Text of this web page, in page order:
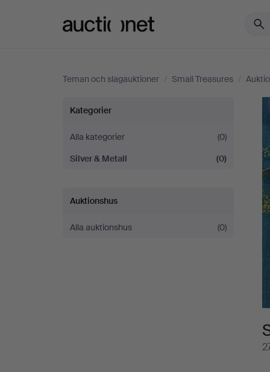
Teman och slagauktioner / Small Treasures /
Small
Treasures
Kategorier
Alla kategorier
(0)
Silver & Metall
(0)
Auktionshus
Alla auktionshus (0)